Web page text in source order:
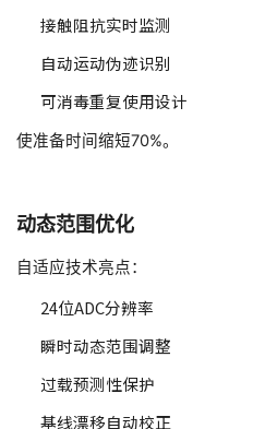
接触阻抗实时监测
自动运动伪迹识别
可消毒重复使用设计
使准备时间缩短70%。
动态范围优化
自适应技术亮点：
24位ADC分辨率
瞬时动态范围调整
过载预测性保护
基线漂移自动校正